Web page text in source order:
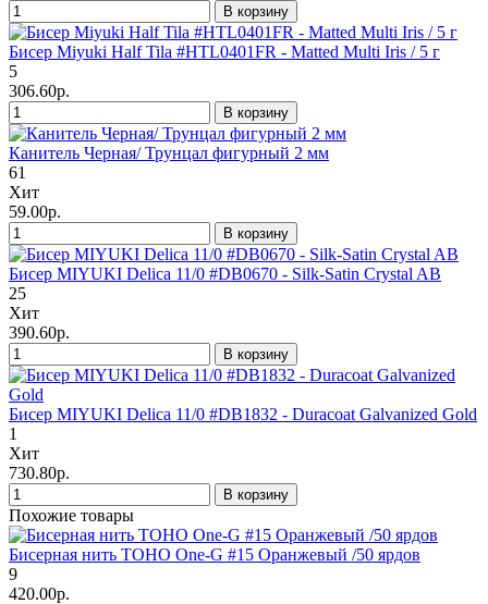
В корзину
Бисер Miyuki Half Tila #HTL0401FR - Matted Multi Iris / 5 г
5
306.60р.
В корзину
Канитель Черная/ Трунцал фигурный 2 мм
61
Хит
59.00р.
В корзину
Бисер MIYUKI Delica 11/0 #DB0670 - Silk-Satin Crystal AB
25
Хит
390.60р.
В корзину
Бисер MIYUKI Delica 11/0 #DB1832 - Duracoat Galvanized Gold
1
Хит
730.80р.
В корзину
Похожие товары
Бисерная нить TOHO One-G #15 Оранжевый /50 ярдов
9
420.00р.